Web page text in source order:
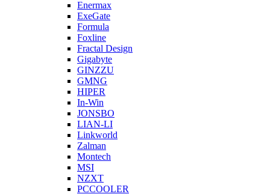
Enermax
ExeGate
Formula
Foxline
Fractal Design
Gigabyte
GINZZU
GMNG
HIPER
In-Win
JONSBO
LIAN-LI
Linkworld
Zalman
Montech
MSI
NZXT
PCCOOLER